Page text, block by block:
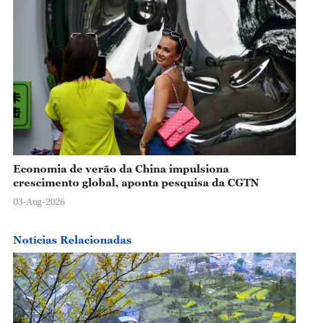
Economia de verão da China impulsiona
crescimento global, aponta pesquisa da CGTN
03-Aug-2026
Notícias Relacionadas